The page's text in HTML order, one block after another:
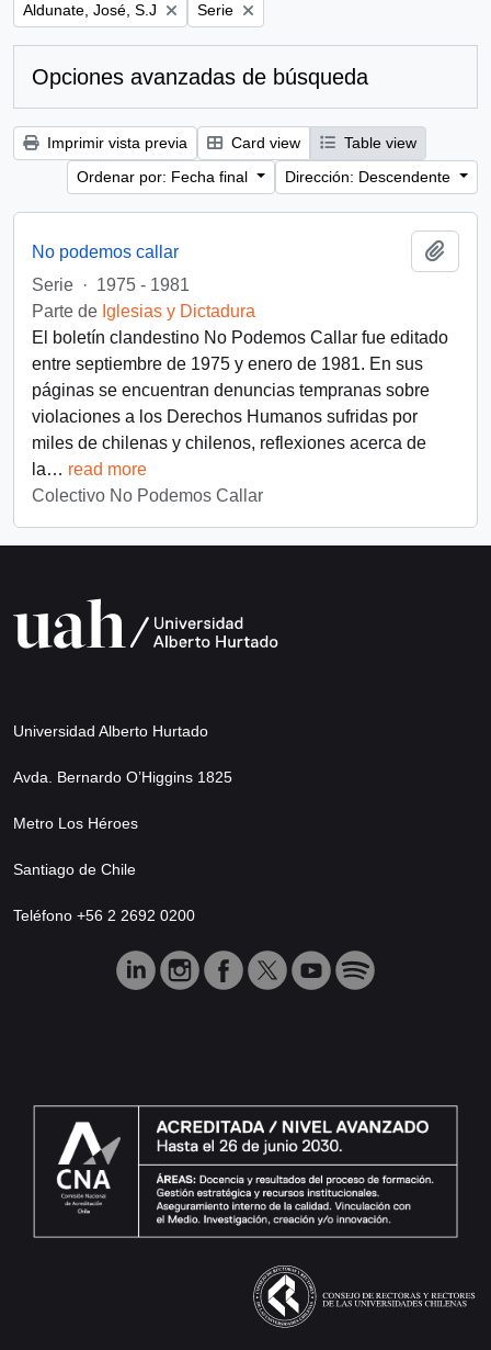
Remove filter:
Aldunate, José, S.J Remove filter:
Serie
Opciones avanzadas de búsqueda
Imprimir vista previa Card view
Table view
Ordenar por: Fecha final
Dirección: Descendente
No podemos callar
Serie · 1975 - 1981
Parte de Iglesias y Dictadura
El boletín clandestino No Podemos Callar fue editado
entre septiembre de 1975 y enero de 1981. En sus
páginas se encuentran denuncias tempranas sobre
violaciones a los Derechos Humanos sufridas por
miles de chilenas y chilenos, reflexiones acerca de
la… read more
Colectivo No Podemos Callar
Universidad Alberto Hurtado
Avda. Bernardo O’Higgins 1825
Metro Los Héroes
Santiago de Chile
Teléfono +56 2 2692 0200